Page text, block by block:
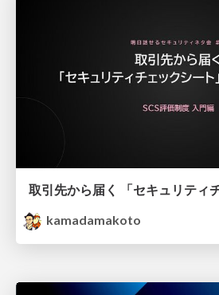
kamadamakoto